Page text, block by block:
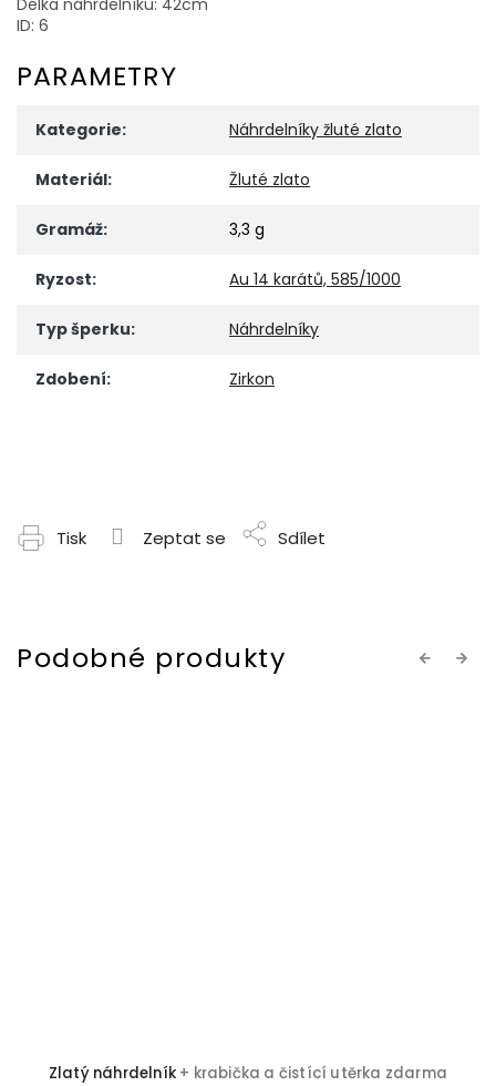
ID: 6
PARAMETRY
Kategorie: Náhrdelníky žluté zlato
Materiál: Žluté zlato
Gramáž: 3,3 g
Ryzost: Au 14 karátů, 585/1000
Typ šperku: Náhrdelníky
Zdobení: Zirkon
Tisk Zeptat se Sdílet
Previous
náhrdelník+ krabička a čistící utěrka zdarma Zlatý
Next